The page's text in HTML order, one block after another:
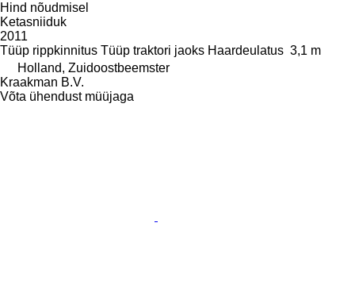
Hind nõudmisel
Ketasniiduk
2011
Tüüp rippkinnitus Tüüp traktori jaoks Haardeulatus 3,1 m
Holland, Zuidoostbeemster
Kraakman B.V.
Võta ühendust müüjaga